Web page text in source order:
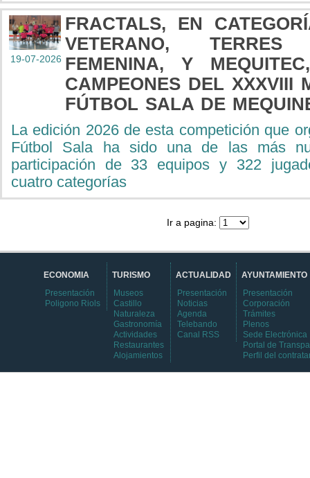
FRACTALS, EN
VETERANO,
FEMENINA, Y
CAMPEONES DEL XXXVIII
FÚTBOL SALA DE
19-07-2026
La edición 2026 de esta competición que
Fútbol Sala ha sido una de las más
participación de 33 equipos y 322
cuatro categorías
Ir a pagina:
AYUNTAMIENTO
Presentación
Corporación
Trámites
Plenos
Sede Electrónica
Portal de
Perfil del
ACTUALIDAD
Presentación
Noticias
Agenda
Telebando
Canal RSS
TURISMO
Museos
Castillo
Naturaleza
Gastronomía
Actividades
Restaurantes
Alojamientos
ECONOMIA
Presentación
Poligono Riols